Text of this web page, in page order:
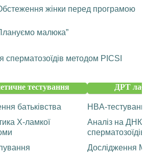
жінки перед програмою
малюка”
сперматозоїдів методом PICSI
тестування
батьківства
Х-ламкої
ДРТ
HBA-
Аналіз на
сперматозоїдів
Дослідження